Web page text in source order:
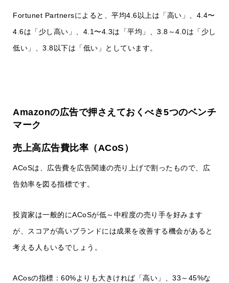
Fortunet Partnersによると、平均4.6以上は「高い」、4.4〜
4.6は「少し高い」、4.1〜4.3は「平均」、3.8～4.0は「少し
低い」、3.8以下は「低い」としています。
Amazonの広告で押さえておくべき5つのベンチ
マーク
売上高広告費比率（ACoS）
ACoSは、広告費を広告関連の売り上げで割ったもので、広
告効率を図る指標です。
投資家は一般的にACoSが低～中程度の売り手を好みます
が、スコアが高いブランドには成果を改善する機会があると
考える人もいるでしょう。
ACosの指標：60%よりも大きければ「高い」、33～45%な